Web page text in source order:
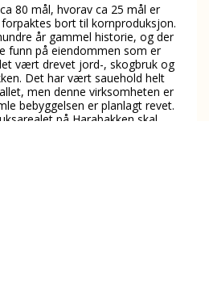
80 mål, hvorav ca 25 mål er
bort til kornproduksjon.
år gammel historie, og der
funn på eiendommen som er
vært drevet jord-, skogbruk og
Det har vært sauehold helt
men denne virksomheten er
bebyggelsen er planlagt revet.
på Harabakken skal